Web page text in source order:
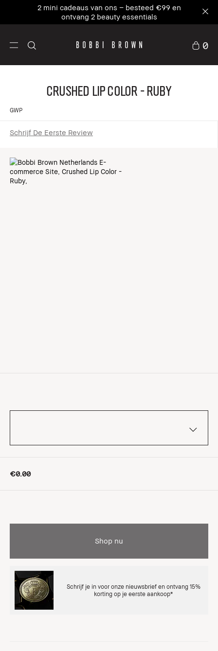
2 mini cadeaus van ons – besteed €99 en
ontvang 2 beauty essentials
0
Crushed Lip Color - Ruby
GWP
Schrijf De Eerste Review
€0.00
Shop nu
Schrijf je in voor onze nieuwsbrief en ontvang 15%
korting op je eerste aankoop*